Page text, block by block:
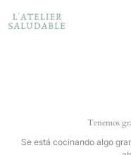
contenido
Tenemos
Se está cocinando algo